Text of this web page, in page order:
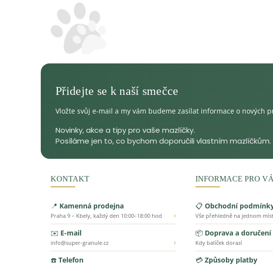
Vložte svůj e-mail a my vám budeme zasílat informace o nových
KONTAKT
📍 Kamenná prodejna
Praha 9 – Kbely, každý den 10:00–18:00 hod
›
✉️ E-mail
info@super-granule.cz
›
☎️ Telefon
INFORMACE PRO
📋 Obchodní
Vše přehledně na jednom
📦 Doprava a doručení
Kdy balíček dorazí
💳 Způsoby platby